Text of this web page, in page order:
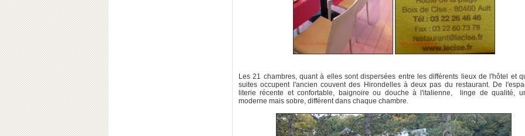
Les 21 chambres, quant à elles sont dispersées entre les différents lieux de l'hôtel et
suites occupent l'ancien couvent des Hirondelles à deux pas du restaurant. De
literie récente et confortable, baignoire ou douche à l'italienne, linge de qualité,
moderne mais sobre, différent dans chaque chambre.